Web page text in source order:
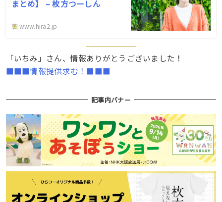
まとめ】 – 枚方つーしん
www.hira2.jp
「いちみ」さん、情報ありがとうございました！
■■■情報提供求む！■■■
記事内バナー